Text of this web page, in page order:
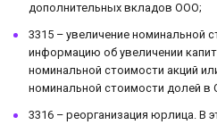
дополнительных вкладов ООО;
3315 – увеличение номинальной
информацию об увеличении
номинальной стоимости акций
номинальной стоимости долей в
3316 – реорганизация юрлица. В